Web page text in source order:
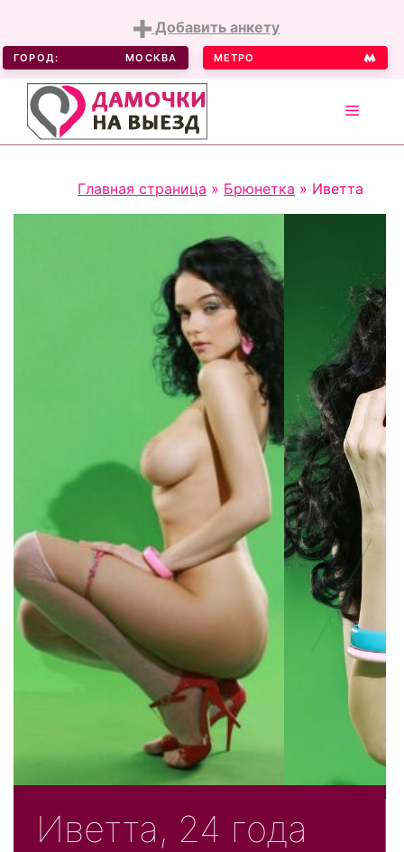
content
Добавить анкету
ГОРОД: МОСКВА МЕТРО
MENU
Главная страница » Брюнетка » Иветта
Иветта, 24 года